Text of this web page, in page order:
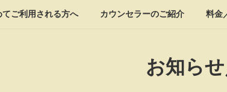
てご利用される方へ カウンセラーのご紹介 料金
お知ら